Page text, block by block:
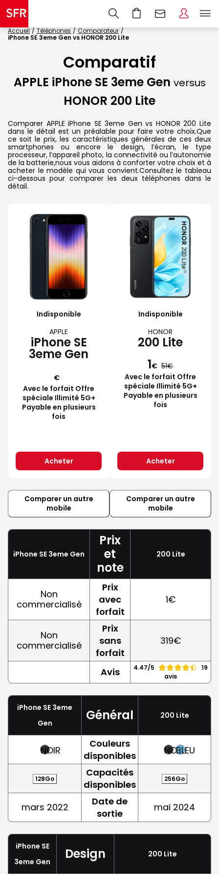
Accueil Téléphones
Comparateur
iPhone SE 3eme Gen vs HONOR 200 Lite
Comparatif
APPLE iPhone SE 3eme Gen versus
HONOR 200 Lite
Comparer APPLE iPhone SE 3eme Gen vs HONOR 200 Lite
dans le détail est un préalable pour faire votre choix.Que
ce soit le prix, les caractéristiques générales de ces deux
smartphones ou encore le design, l’écran, le type
processeur, l’appareil photo, la connectivité ou l’autonomie
de la batterie,nous vous aidons à conforter votre choix et à
acheter le modèle qui vous convient.Consultez le tableau
ci-dessous pour comparer les deux téléphones dans le
détail.
Indisponible
APPLE
iPhone SE
3eme Gen
€
Avec le forfait Offre
spéciale Illimité 5G+
Payable en plusieurs
fois
Acheter
Indisponible
HONOR
200 Lite
1€ 51
Avec le forfait Offre
spéciale Illimité 5G+
Payable en plusieurs
fois
Acheter
Comparer un autre
mobile
Comparer un autre
mobile
iPhone SE 3eme Gen
Prix
et
note
200 Lite
Non
commercialisé
Prix
avec
forfait
1€
Non
commercialisé
Prix
sans
forfait
319€
Avis 4.47/5
19
avis
iPhone SE 3eme
Gen
Général 200 Lite
NOIR
Couleurs
disponibles
NOIRBLEU
128Go
Capacités
disponibles
256Go
mars 2022
Date de
sortie
mai 2024
iPhone SE
3eme Gen
Design 200 Lite